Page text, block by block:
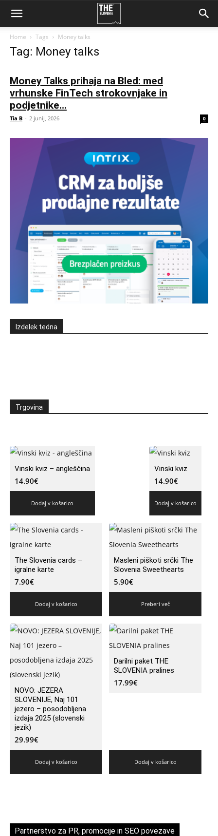
Home Tags Money talks
Tag: Money talks
Money Talks prihaja na Bled: med
vrhunske FinTech strokovnjake in
podjetnike...
Tia B - 2 junij, 2026 0
Izdelek tedna
Trgovina
Vinski kviz – angleščina
14.90€
Dodaj v košarico
Vinski kviz
14.90€
Dodaj v košarico
The Slovenia cards –
igralne karte
7.90€
Dodaj v košarico
Masleni piškoti srčki The
Slovenia Sweethearts
5.90€
Preberi več
NOVO: JEZERA
SLOVENIJE, Naj 101
jezero – posodobljena
izdaja 2025 (slovenski
jezik)
29.99€
Dodaj v košarico
Darilni paket THE
SLOVENIA pralines
17.99€
Dodaj v košarico
Partnerstvo za PR, promocije in SEO povezave